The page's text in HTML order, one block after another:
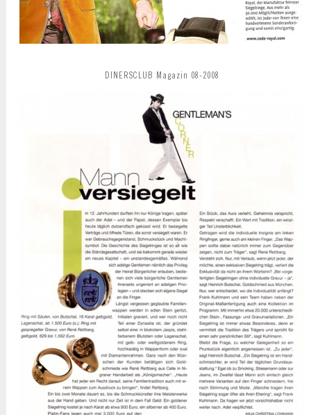
DINERSCLUB Magazin 08-2008